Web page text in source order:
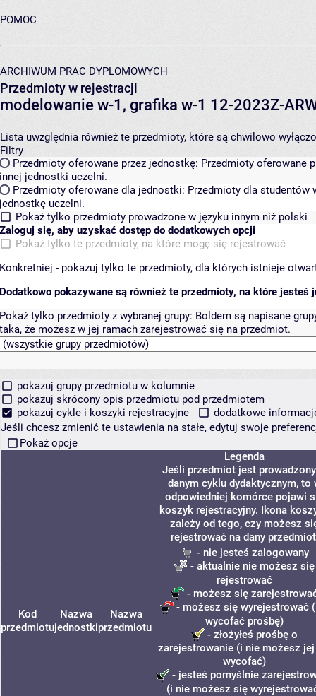
POMOC
ARCHIWUM PRAC DYPLOMOWYCH
Przedmioty w rejestracji
modelowanie w-1, grafika w-1 12-2023Z-
Lista uwzględnia również te przedmioty, które są chwilowo
Filtry
Przedmioty oferowane przez jednostkę: Przedmioty oferowane
innej jednostki uczelni.
Przedmioty oferowane dla jednostki: Przedmioty dla studentów
jednostkę uczelni.
Pokaż tylko przedmioty prowadzone w języku innym niż polski
Zaloguj się, aby uzyskać dostęp do dodatkowych opcji
Pokaż tylko te przedmioty, na które mogę się rejestrować
Konkretniej - pokazuj tylko te przedmioty, dla których istnieje
Dodatkowo pokazywane są również te przedmioty, na które jesteś
Pokaż tylko przedmioty z wybranej grupy: Boldem są napisane
taka, że możesz w jej ramach zarejestrować się na przedmiot.
pokazuj grupy przedmiotu w kolumnie
pokazuj skrócony opis przedmiotu pod przedmiotem
pokazuj cykle i koszyki rejestracyjne
dodatkowe
Jeśli chcesz zmienić te ustawienia na stałe, edytuj swoje
Pokaż opcje
Kod
przedmiotu
Nazwa
jednostki
Nazwa
przedmiotu
Legenda
Jeśli przedmiot jest
danym cyklu dydaktycznym, to
odpowiedniej komórce pojawi
koszyk rejestracyjny. Ikona
zależy od tego, czy możesz
rejestrować na dany
- nie jesteś zalogowany
- aktualnie nie możesz się
rejestrować
- możesz się
- możesz się wyrejestrować
wycofać prośbę)
- złożyłeś prośbę o
zarejestrowanie (i nie możesz
wycofać)
- jesteś pomyślnie
(i nie możesz się